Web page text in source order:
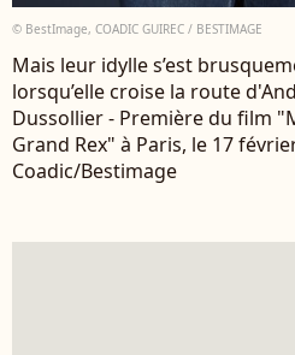
© BestImage, COADIC GUIREC / BESTIMAGE
Mais leur idylle s’est
lorsqu’elle croise la route
Dussollier - Première du film
Grand Rex" à Paris, le 17
Coadic/Bestimage